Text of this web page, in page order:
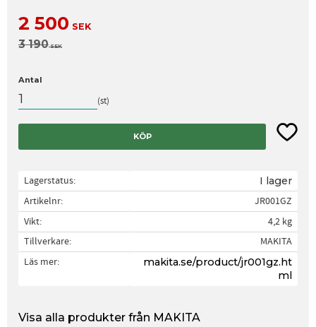
Nedsatt pris:
2 500 SEK
Ordinarie pris:
3 190SEK
Antal
st
KÖP Lägg
Lagerstatus I lager
Artikelnr
JR001GZ
Vikt
4,2 kg
Tillverkare
MAKITA
Läs mer
makita.se/product/jr001gz.ht
ml
Visa alla produkter från MAKITA